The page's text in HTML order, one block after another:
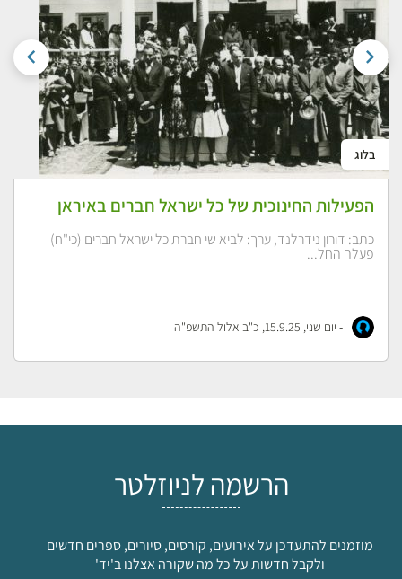
בלוג
הפעילות החינוכית של כל ישראל חברים באיראן
כתב: דורון נידרלנד, ערך: לביא שי חברת כל ישראל חברים (כי"ח)
פעלה החל...
- יום שני, 15.9.25, כ"ב אלול התשפ"ה
הרשמה לניוזלטר
מוזמנים להתעדכן על אירועים, קורסים, סיורים, ספרים חדשים
ולקבל חדשות על כל מה שקורה אצלנו ב'יד'